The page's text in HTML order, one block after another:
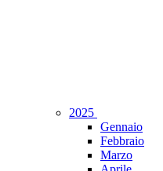
2025
Gennaio
Febbraio
Marzo